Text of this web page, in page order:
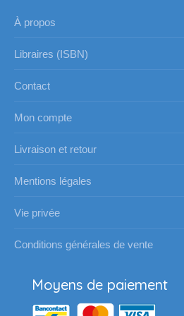
Contact
Mon compte
Livraison et retour
Mentions légales
Vie privée
Conditions générales de vente
Moyens de paiement